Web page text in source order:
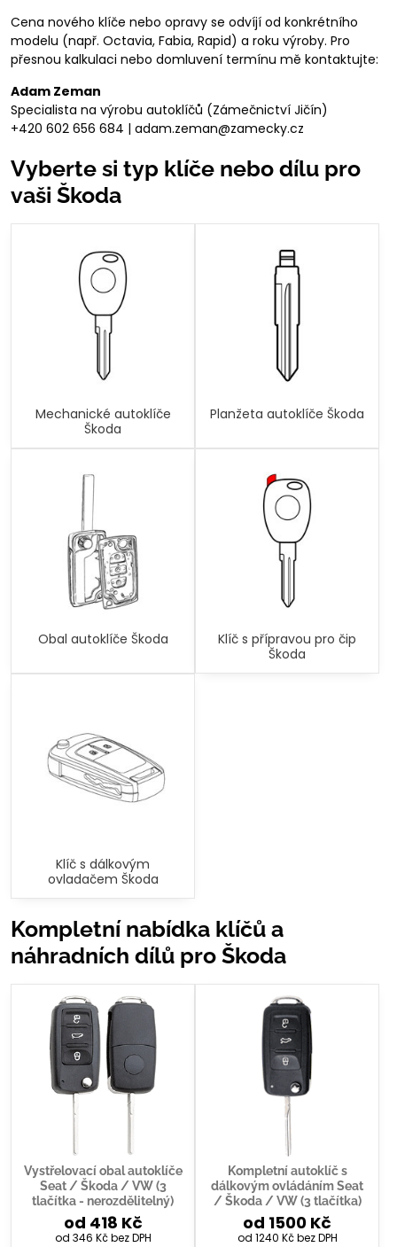
Cena nového klíče nebo opravy se odvíjí od konkrétního
modelu (např. Octavia, Fabia, Rapid) a roku výroby. Pro
přesnou kalkulaci nebo domluvení termínu mě kontaktujte:
Adam Zeman
Specialista na výrobu autoklíčů (Zámečnictví Jičín)
+420 602 656 684 | adam.zeman@zamecky.cz
Vyberte si typ klíče nebo dílu pro
vaši Škoda
Mechanické autoklíče
Škoda
Planžeta autoklíče Škoda
Obal autoklíče Škoda
Klíč s přípravou pro čip
Škoda
Klíč s dálkovým
ovladačem Škoda
Kompletní nabídka klíčů a
náhradních dílů pro Škoda
Vystřelovací obal autoklíče
Seat / Škoda / VW (3
tlačítka - nerozdělitelný)
od 418 Kč
od 346 Kčbez DPH
Kompletní autoklíč s
dálkovým ovládáním Seat
/ Škoda / VW (3 tlačítka)
od 1500 Kč
od 1240 Kčbez DPH